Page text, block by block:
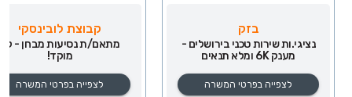
בזק
נציגי.ות שירות טכני בירושלים -
מענק 6K ומלא תנאים
לצפייה בפרטי המשרה
קבוצת לובינסקי
מתאם/ת נסיעות מבחן - לא
מוקד!
לצפייה בפרטי המשרה